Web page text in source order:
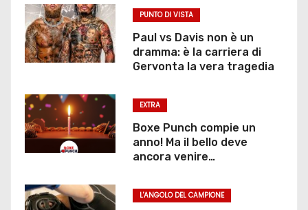
PUNTO DI VISTA
Paul vs Davis non è un
dramma: è la carriera di
Gervonta la vera tragedia
EXTRA
Boxe Punch compie un
anno! Ma il bello deve
ancora venire…
L'ANGOLO DEL CAMPIONE